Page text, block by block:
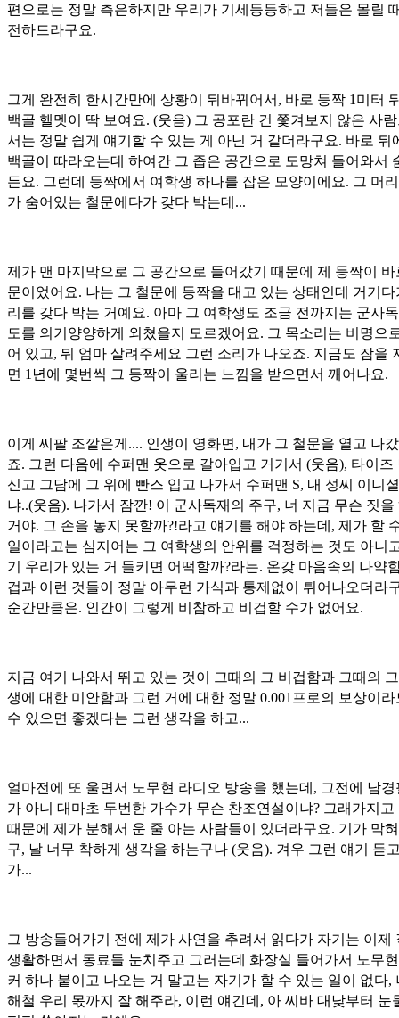
편으로는 정말 측은하지만 우리가 기세등등하고 저들은 몰릴
전하드라구요.
그게 완전히 한시간만에 상황이 뒤바뀌어서, 바로 등짝 1미터
백골 헬멧이 딱 보여요. (웃음) 그 공포란 건 쫓겨보지 않은 사
서는 정말 쉽게 얘기할 수 있는 게 아닌 거 같더라구요. 바로 뒤
백골이 따라오는데 하여간 그 좁은 공간으로 도망쳐 들어와서
든요. 그런데 등짝에서 여학생 하나를 잡은 모양이에요. 그 머
가 숨어있는 철문에다가 갖다 박는데...
제가 맨 마지막으로 그 공간으로 들어갔기 때문에 제 등짝이 바
문이었어요. 나는 그 철문에 등짝을 대고 있는 상태인데 거기다
리를 갖다 박는 거예요. 아마 그 여학생도 조금 전까지는 군사
도를 의기양양하게 외쳤을지 모르겠어요. 그 목소리는 비명으
어 있고, 뭐 엄마 살려주세요 그런 소리가 나오죠. 지금도 잠을
면 1년에 몇번씩 그 등짝이 울리는 느낌을 받으면서 깨어나요.
이게 씨팔 조깥은게.... 인생이 영화면, 내가 그 철문을 열고 나
죠. 그런 다음에 수퍼맨 옷으로 갈아입고 거기서 (웃음), 타이즈
신고 그담에 그 위에 빤스 입고 나가서 수퍼맨 S, 내 성씨 이니
냐..(웃음). 나가서 잠깐! 이 군사독재의 주구, 너 지금 무슨 짓을
거야. 그 손을 놓지 못할까?!라고 얘기를 해야 하는데, 제가 할
일이라고는 심지어는 그 여학생의 안위를 걱정하는 것도 아니
기 우리가 있는 거 들키면 어떡할까?라는. 온갖 마음속의 나약
겁과 이런 것들이 정말 아무런 가식과 통제없이 튀어나오더라
순간만큼은. 인간이 그렇게 비참하고 비겁할 수가 없어요.
지금 여기 나와서 뛰고 있는 것이 그때의 그 비겁함과 그때의
생에 대한 미안함과 그런 거에 대한 정말 0.001프로의 보상이라
수 있으면 좋겠다는 그런 생각을 하고...
얼마전에 또 울면서 노무현 라디오 방송을 했는데, 그전에 남경
가 아니 대마초 두번한 가수가 무슨 찬조연설이냐? 그래가지고
때문에 제가 분해서 운 줄 아는 사람들이 있더라구요. 기가 막
구, 날 너무 착하게 생각을 하는구나 (웃음). 겨우 그런 얘기 듣
가...
그 방송들어가기 전에 제가 사연을 추려서 읽다가 자기는 이제
생활하면서 동료들 눈치주고 그러는데 화장실 들어가서 노무
커 하나 붙이고 나오는 거 말고는 자기가 할 수 있는 일이 없다,
해철 우리 몫까지 잘 해주라, 이런 얘긴데, 아 씨바 대낮부터 눈